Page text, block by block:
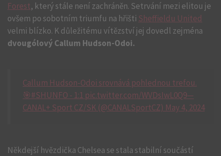
Forest, který stále není zachráněn. Setrvání mezi elitou je
ovšem po sobotním triumfu na hřišti Sheffieldu United
velmi blízko. K důležitému vítězství jej dovedl zejména
dvougólový Callum Hudson-Odoi.
Callum Hudson-Odoi srovnává pohlednou trefou.
🎯#SHUNFO - 1:1 pic.twitter.com/WVDsIwL0Q9—
CANAL+ Sport CZ/SK (@CANALSportCZ) May 4, 2024
Někdejší hvězdička Chelsea se stala stabilní součástí